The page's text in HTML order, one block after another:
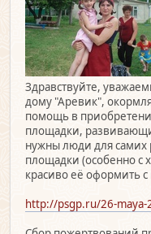
Здравствуйте,
дому "Аревик",
помощь в
площадки,
нужны люди для самих
площадки (особенно
красиво её оформить
http://psgp.ru/26-maya-